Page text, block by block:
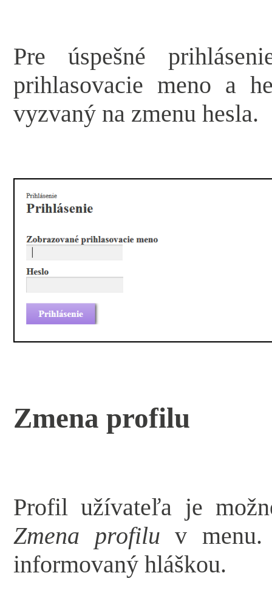
Pre úspešné
prihlasovacie meno a
vyzvaný na zmenu hesla.
Zmena profilu
Profil užívateľa je
Zmena profilu v menu.
informovaný hláškou.